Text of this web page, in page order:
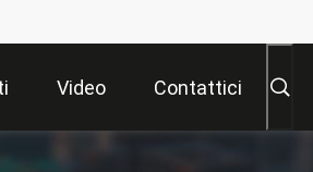
Video Contattici